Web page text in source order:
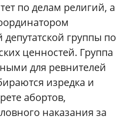
по делам религий, а
группы по
ценностей. Группа
для ревнителей
изредка и
абортов,
наказания за